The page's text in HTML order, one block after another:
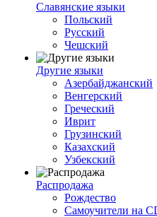
Славянские языки
Польский
Русский
Чешский
Другие языки
Азербайджанский
Венгерский
Греческий
Иврит
Грузинский
Казахский
Узбекский
Распродажа
Рождество
Самоучители на